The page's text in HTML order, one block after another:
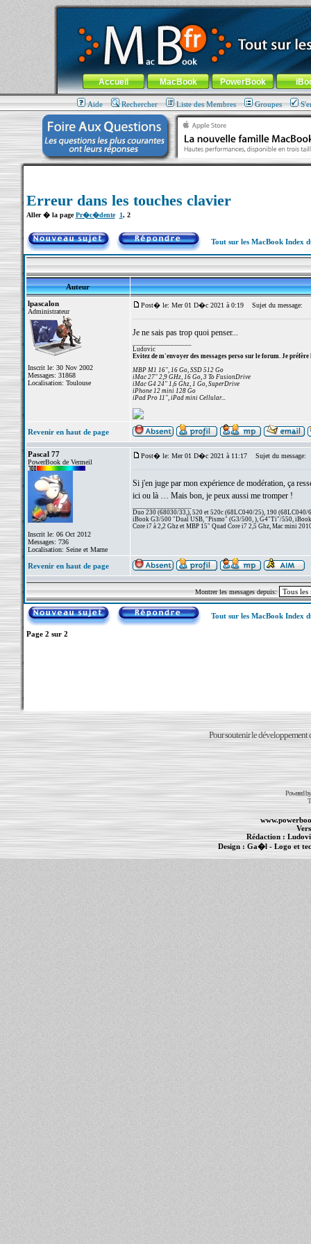
MacBook-fr.com : 100% Apple... 100% nomade !
Aller au contenu-Aller au menu général-Aller au menu de
Menu général
Accueil MacBook PowerBook
Aide Rechercher Liste des Membres Groupes
Erreur dans les touches clavier
Aller � la pagePr�c�dente 1, 2
Tout sur les MacBook Index
Auteur
lpascalon
Administrateur
Inscrit le: 30 Nov 2002
Messages: 31868
Localisation: Toulouse
Post� le: Mer 01 D�c 2021 à 0:19 Sujet du message:
Je ne sais pas trop quoi penser...
Ludovic
Evitez de m'envoyer des messages perso sur le forum. Je préfère
MBP M1 16", 16 Go, SSD 512 Go
iMac 27" 2,9 GHz, 16 Go, 3 To FusionDrive
iMac G4 24" 1,6 Ghz, 1 Go, SuperDrive
iPhone 12 mini 128 Go
iPad Pro 11", iPad mini Cellular...
Revenir en haut de page
Pascal 77
PowerBook de Vermeil
Inscrit le: 06 Oct 2012
Messages: 736
Localisation: Seine et Marne
Post� le: Mer 01 D�c 2021 à 11:17 Sujet du message:
Si j'en juge par mon expérience de modération, ça
ici ou là … Mais bon, je peux aussi me tromper !
Duo 230 (68030/33,), 520 et 520c (68LC040/25), 190 (68LC040/
iBook G3/500 "Dual USB, "Pismo" (G3/500, ), G4"Ti"/550,
Core i7 à 2,2 Ghz et MBP 15" Quad Core i7 2,5 Ghz, Mac mini
Revenir en haut de page
Montrer les messages depuis:
Tout sur les MacBook Index
Page 2 sur 2
Pour soutenir le développement
Powered
Rédaction :
Design : Ga�l- Logo et
Informations : PowerBook -